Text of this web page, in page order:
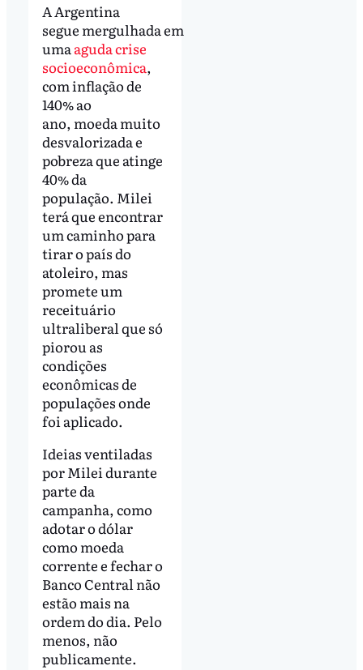
A Argentina
segue mergulhada em
umaaguda crise
socioeconômica,
com inflação de
140% ao
ano, moeda muito
desvalorizada e
pobreza que atinge
40% da
população. Milei
terá que encontrar
um caminho para
tirar o país do
atoleiro, mas
promete um
receituário
ultraliberal que só
piorou as
condições
econômicas de
populações onde
foi aplicado.
Ideias ventiladas
por Milei durante
parte da
campanha, como
adotar o dólar
como moeda
corrente e fechar o
Banco Central não
estão mais na
ordem do dia. Pelo
menos, não
publicamente.